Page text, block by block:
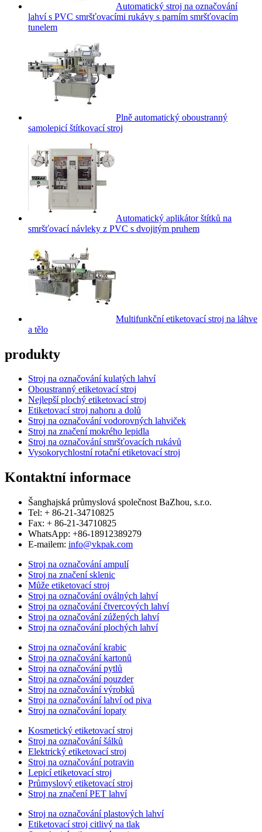
Automatický stroj na označování
lahví s PVC smršťovacími rukávy s parním smršťovacím
tunelem
Plně automatický oboustranný
samolepicí štítkovací stroj
Automatický aplikátor štítků na
smršťovací návleky z PVC s dvojitým pruhem
Multifunkční etiketovací stroj na láhve
a tělo
produkty
Stroj na označování kulatých lahví
Oboustranný etiketovací stroj
Nejlepší plochý etiketovací stroj
Etiketovací stroj nahoru a dolů
Stroj na označování vodorovných lahviček
Stroj na značení mokrého lepidla
Stroj na označování smršťovacích rukávů
Vysokorychlostní rotační etiketovací stroj
Kontaktní informace
Šanghajská průmyslová společnost BaZhou, s.r.o.
Tel: + 86-21-34710825
Fax: + 86-21-34710825
WhatsApp: +86-18912389279
E-mailem: info@vkpak.com
Stroj na označování ampulí
Stroj na značení sklenic
Může etiketovací stroj
Stroj na označování oválných lahví
Stroj na označování čtvercových lahví
Stroj na označování zúžených lahví
Stroj na označování plochých lahví
Stroj na označování krabic
Stroj na označování kartonů
Stroj na označování pytlů
Stroj na označování pouzder
Stroj na označování výrobků
Stroj na označování lahví od piva
Stroj na označování lopaty
Kosmetický etiketovací stroj
Stroj na označování šálků
Elektrický etiketovací stroj
Stroj na označování potravin
Lepicí etiketovací stroj
Průmyslový etiketovací stroj
Stroj na značení PET lahví
Stroj na označování plastových lahví
Etiketovací stroj citlivý na tlak